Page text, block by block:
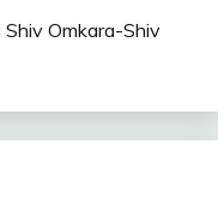
Shiv Omkara-Shiv